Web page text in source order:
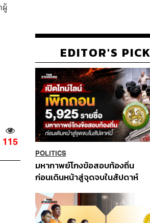
ผู้
115
EDITOR'S PICK
POLITICS
มหากาพย์โกงข้อสอบท้องถิ่น
ก่อนเดินหน้าสู่จุดจบในสัปดาห์